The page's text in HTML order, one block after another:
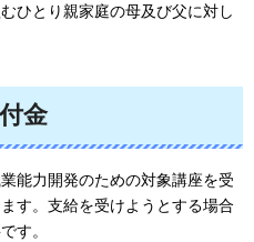
ひとり親家庭の母及び父に対し
金
能力開発のための対象講座を受
す。支給を受けようとする場合
す。